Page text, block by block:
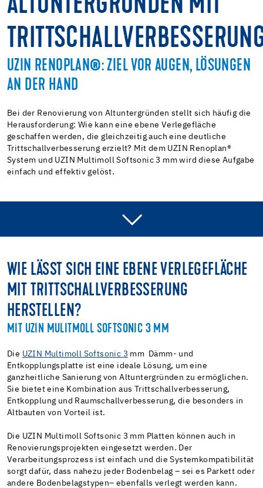
UZIN RENOPLAN®: ZIEL VOR AUGEN, LÖSUNGEN
AN DER HAND
Bei der Renovierung von Altuntergründen stellt sich häufig die
Herausforderung: Wie kann eine ebene Verlegefläche
geschaffen werden, die gleichzeitig auch eine deutliche
Trittschallverbesserung erzielt? Mit dem UZIN Renoplan®
System und UZIN Multimoll Softsonic 3 mm wird diese Aufgabe
einfach und effektiv gelöst.
SCHRITT FÜR SCHRITT ANLEITUNG
UZIN MULTIMOLL SOFTSONIC
HÄNDLER FINDEN
PRODUKTE ENTDECKEN
WIE LÄSST SICH EINE EBENE VERLEGEFLÄCHE
MIT TRITTSCHALLVERBESSERUNG
HERSTELLEN?
MIT UZIN MULITMOLL SOFTSONIC 3 MM
Die UZIN Multimoll Softsonic 3 mm Dämm- und
Entkopplungsplatte ist eine ideale Lösung, um eine
ganzheitliche Sanierung von Altuntergründen zu ermöglichen.
Sie bietet eine Kombination aus Trittschallverbesserung,
Entkopplung und Raumschallverbesserung, die besonders in
Altbauten von Vorteil ist.
Die UZIN Multimoll Softsonic 3 mm Platten können auch in
Renovierungsprojekten eingesetzt werden. Der
Verarbeitungsprozess ist einfach und die Systemkompatibilität
sorgt dafür, dass nahezu jeder Bodenbelag – sei es Parkett oder
andere Bodenbelagstypen– ebenfalls verlegt werden kann.